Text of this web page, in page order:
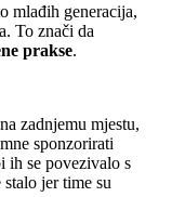
mlađih generacija,
To znači da
prakse.
zadnjemu mjestu,
sponzorirati
ih se povezivalo s
jer time su